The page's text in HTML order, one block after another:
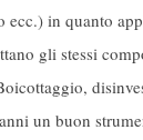
in quanto
gli stessi
un buon